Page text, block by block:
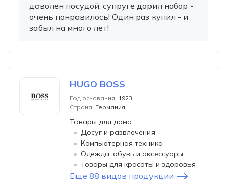
доволен посудой, супруге дарил набор -
очень понравилось! Один раз купил - и
забыл на много лет!
HUGO BOSS
Год основания: 1923
Страна: Германия
Товары для дома
Досуг и развлечения
Компьютерная техника
Одежда, обувь и аксессуары
Товары для красоты и здоровья
Еще 88 видов продукции